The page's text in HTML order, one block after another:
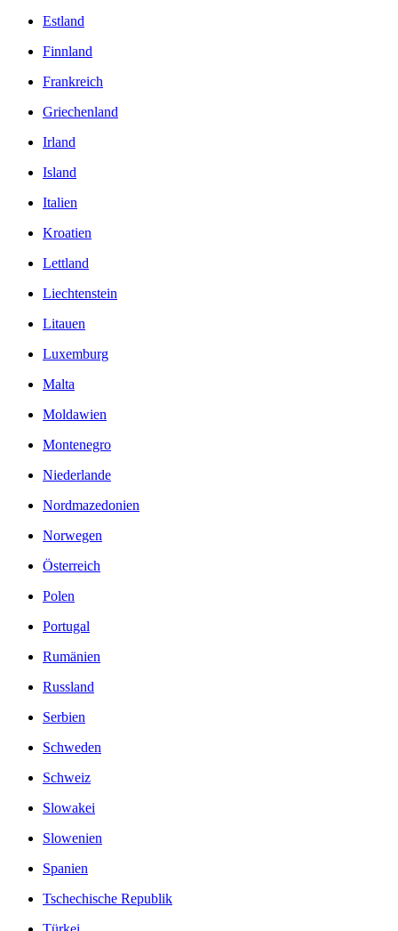
Estland
Finnland
Frankreich
Griechenland
Irland
Island
Italien
Kroatien
Lettland
Liechtenstein
Litauen
Luxemburg
Malta
Moldawien
Montenegro
Niederlande
Nordmazedonien
Norwegen
Österreich
Polen
Portugal
Rumänien
Russland
Serbien
Schweden
Schweiz
Slowakei
Slowenien
Spanien
Tschechische Republik